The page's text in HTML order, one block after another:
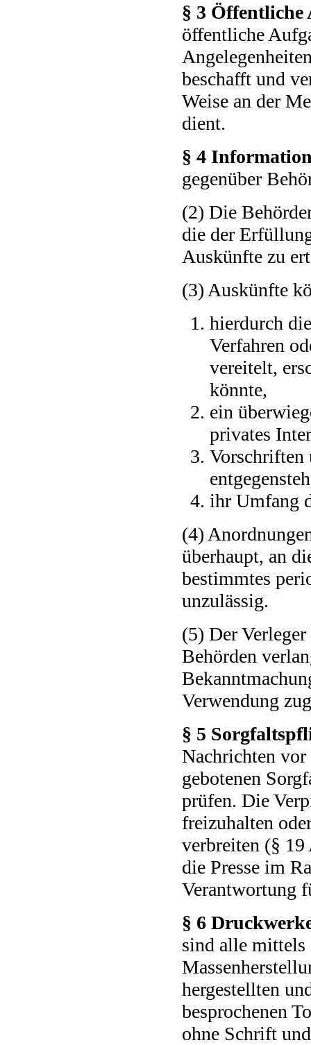
§ 3 Öffentliche
öffentliche
beschafft und
Weise an der
dient.
§ 4
gegenüber
(2) Die
die der
Auskünfte zu
(3) Auskünfte
hierdurch
Verfahren
vereitelt,
könnte,
ein
privates
Vorschriften
ihr Umfang
(4)
überhaupt, an
bestimmtes
unzulässig.
(5) Der
Behörden
Verwendung
§ 5
Nachrichten
gebotenen
prüfen. Die
freizuhalten
verbreiten (§
die Presse im
Verantwortung
§ 6
sind alle mittels
hergestellten
besprochenen
ohne Schrift